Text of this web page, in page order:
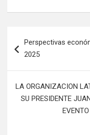
Perspectivas
2025
LA ORGANIZACION
SU PRESIDENTE